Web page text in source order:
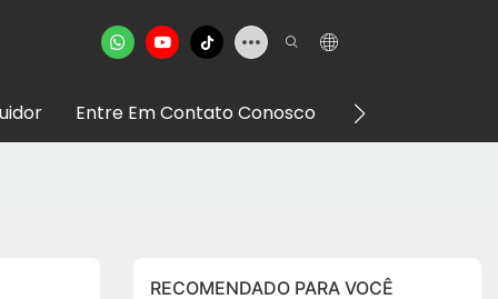
Entre Em Contato Conosco VR Showroom
RECOMENDADO PARA VOCÊ